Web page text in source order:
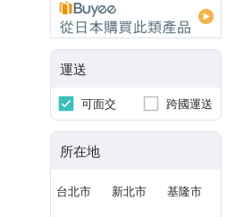
運送
可面交 跨國運送
所在地
台北市 新北市 基隆市